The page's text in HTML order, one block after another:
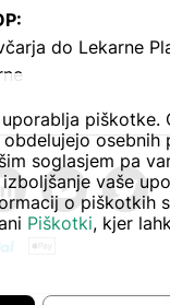
do Lekarne
piškotke.
osebnih
soglasjem pa
vaše
o piškotkih
Piškotki, kjer